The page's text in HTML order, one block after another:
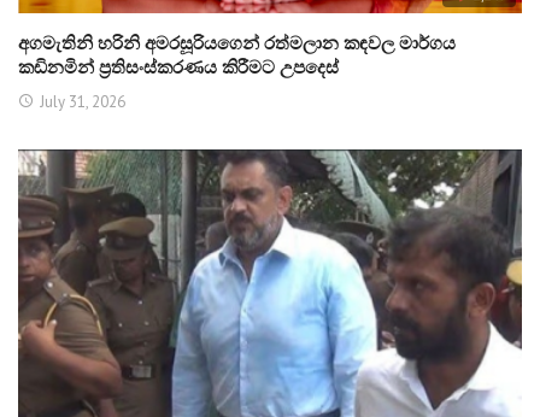
අගමැතිනි හරිනි අමරසූරියගෙන් රත්මලාන කඳවල මාර්ගය
කඩිනමින් ප්‍රතිසංස්කරණය කිරීමට උපදෙස්
July 31, 2026